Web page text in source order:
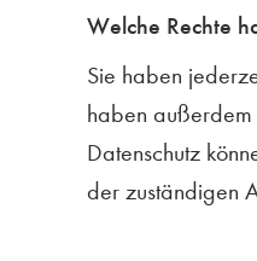
Welche Rechte
Sie haben
haben
Datenschutz
der zuständigen